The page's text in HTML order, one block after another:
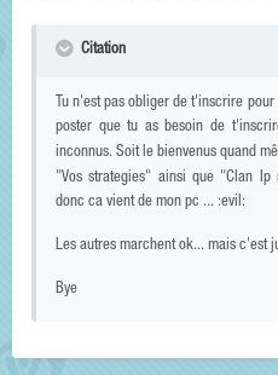
Citation
Tu n'est pas obliger de t'inscrire
poster que tu as besoin de
inconnus. Soit le bienvenus quand
"Vos strategies" ainsi que "Clan Ip
donc ca vient de mon pc ... :evil:
Les autres marchent ok... mais c'est
Bye